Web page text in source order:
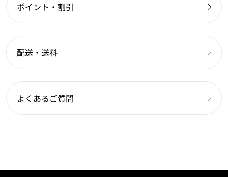
ポイント・割引
配送・送料
よくあるご質問